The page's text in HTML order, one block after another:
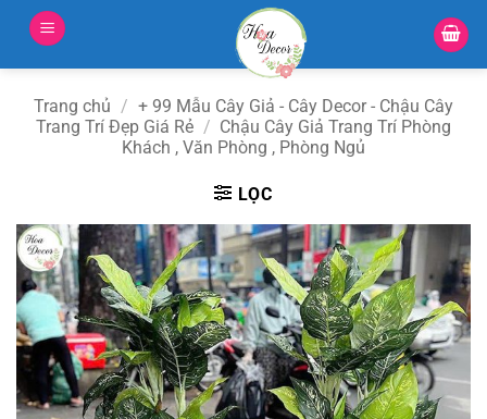
nội
dung
Trang chủ / + 99 Mẫu Cây Giả - Cây Decor - Chậu Cây
Trang Trí Đẹp Giá Rẻ / Chậu Cây Giả Trang Trí Phòng
Khách , Văn Phòng , Phòng Ngủ
LỌC